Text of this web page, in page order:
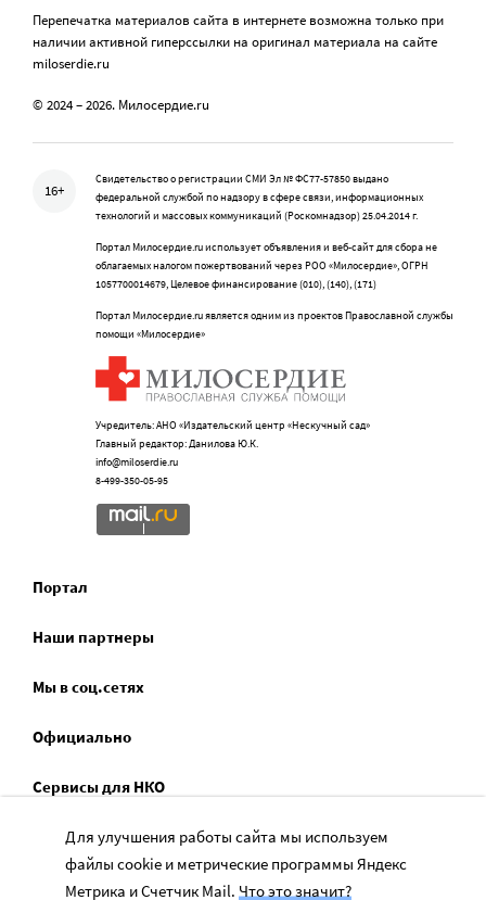
Перепечатка материалов сайта в интернете возможна только при
наличии активной гиперссылки на оригинал материала на сайте
miloserdie.ru
© 2024 – 2026. Милосердие.ru
16+
Свидетельство о регистрации СМИ Эл № ФС77-57850 выдано
федеральной службой по надзору в сфере связи, информационных
технологий и массовых коммуникаций (Роскомнадзор) 25.04.2014 г.
Портал Милосердие.ru использует объявления и веб-сайт для сбора не
облагаемых налогом пожертвований через РОО «Милосердие», ОГРН
1057700014679, Целевое финансирование (010), (140), (171)
Портал Милосердие.ru является одним из проектов Православной службы
помощи «Милосердие»
Учредитель: АНО «Издательский центр «Нескучный сад»
Главный редактор: Данилова Ю.К.
info@miloserdie.ru
8-499-350-05-95
Портал
Наши партнеры
Мы в соц.сетях
Официально
Сервисы для НКО
Спецпроекты
Социальное служение
Для улучшения работы сайта мы используем
файлы cookie и метрические программы Яндекс
Метрика и Счетчик Mail. Что это значит?